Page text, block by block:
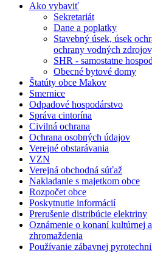
Ako vybaviť
Sekretariát
Dane a poplatky
Stavebný úsek, úsek
ochrany vodných
SHR - samostatne
Obecné bytové domy
Štatúty obce Makov
Smernice
Odpadové hospodárstvo
Správa cintorína
Civilná ochrana
Ochrana osobných údajov
Verejné obstarávania
VZN
Verejná obchodná súťaž
Nakladanie s majetkom obce
Rozpočet obce
Poskytnutie informácií
Prerušenie distribúcie elektriny
Oznámenie o konaní kultúrnej
zhromaždenia
Používanie zábavnej